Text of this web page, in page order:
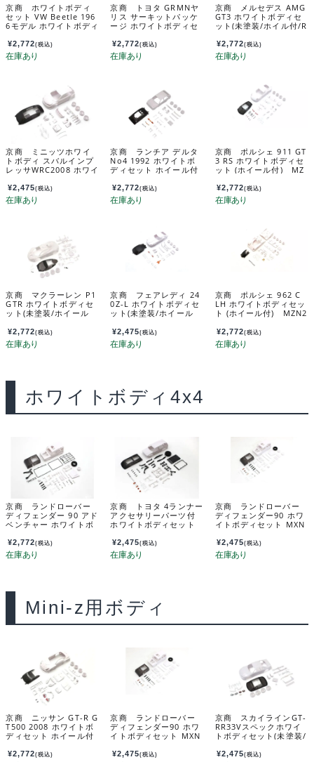
京商 ホワイトボディ
セット VW Beetle 196
6モデル ホワイトボディ
付 MZN240
¥2,772(税込)
京商 トヨタ GRMNヤ
リス サーキットパッケ
ージ ホワイトボディセ
¥2,772(税込)
京商 メルセデス AMG
GT3 ホワイトボディセ
ット(未塗装/ホイル付/R
¥2,772(税込)
京商 ミニッツホワイ
トボディ スバルインプ
レッサWRC2008 ホワイ
ル付) MZN221
¥2,475(税込)
京商 ランチア デルタ
No4 1992 ホワイトボ
ディセット ホイール付
¥2,772(税込)
京商 ポルシェ 911 GT
3 RS ホワイトボディセ
ット (ホイール付) MZ
¥2,772(税込)
京商 マクラーレン P1
GTR ホワイトボディセ
ット(未塗装/ホイール
¥2,772(税込)
京商 フェアレディ 24
0Z-L ホワイトボディセ
ット(未塗装/ホイール
¥2,475(税込)
京商 ポルシェ 962 C
LH ホワイトボディセッ
ト (ホイール付) MZN2
¥2,772(税込)
ホワイトボディ4x4
京商 ランドローバー
ディフェンダー 90 アド
ベンチャー ホワイトボ
¥2,772(税込)
京商 トヨタ 4ランナー
アクセサリーパーツ付
ホワイトボディセット
¥2,475(税込)
京商 ランドローバー
ディフェンダー90 ホワ
イトボディセット MXN
¥2,475(税込)
Mini-z用ボディ
京商 ニッサン GT-R G
T500 2008 ホワイトボ
ディセット ホイール付
¥2,772(税込)
京商 ランドローバー
ディフェンダー90 ホワ
イトボディセット MXN
¥2,475(税込)
京商 スカイラインGT-
RR33Vスペックホワイ
トボディセット(未塗装/
¥2,475(税込)